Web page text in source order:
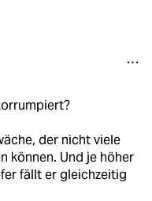
der nicht viele
können. Und je höher
fällt er gleichzeitig